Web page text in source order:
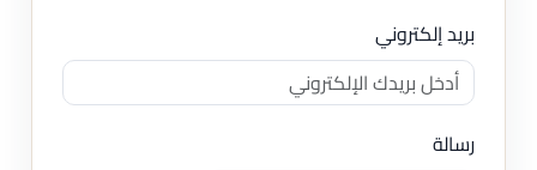
بريد إلكتروني
رسالة